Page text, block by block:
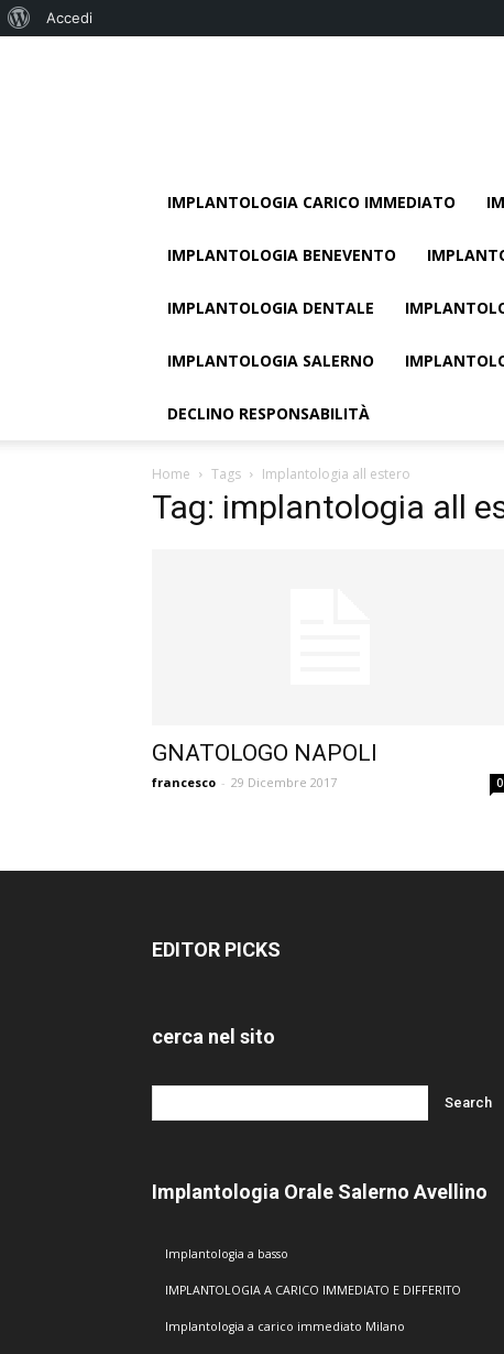
IMPLANTOLOGIA CARICO IMMEDIATO
IMPLANTOLOGIA BENEVENTO
IMPLANTOLOGIA DENTALE
IMPLANTOLOGIA SALERNO
DECLINO RESPONSABILITÀ
Home Tags Implantologia all estero
Tag: implantologia all
GNATOLOGO NAPOLI
francesco - 29 Dicembre 2017 0
EDITOR PICKS
cerca nel sito
Implantologia Orale Salerno Avellino
Implantologia a basso
IMPLANTOLOGIA A CARICO IMMEDIATO E DIFFERITO
Implantologia a carico immediato Milano
Informazioni
Accedi